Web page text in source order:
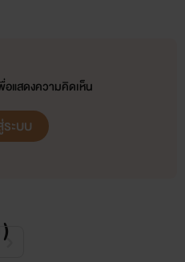
อแสดงความคิดเห็น
ระบบ
)